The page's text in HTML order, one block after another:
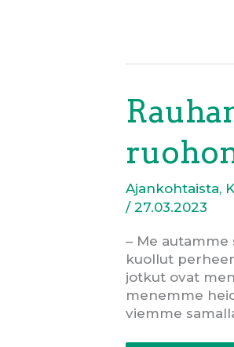
Ajankohtaista,
/ 27.03.2023
– Me autamme
kuollut
jotkut ovat
menemme
viemme